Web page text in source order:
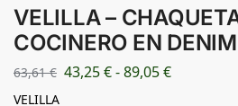
VELILLA –
COCINERO EN DENIM
63,61€ 43,25€-89,05€
VELILLA